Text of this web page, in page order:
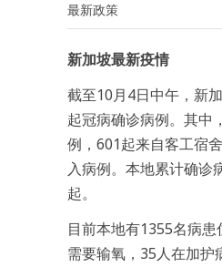
最新政策
新加坡最新疫情
截至10月4日中午，新
起冠病确诊病例。其中
例，601起来自客工宿
入病例。本地累计确诊
起。
目前本地有1355名病
需要输氧，35人在加护